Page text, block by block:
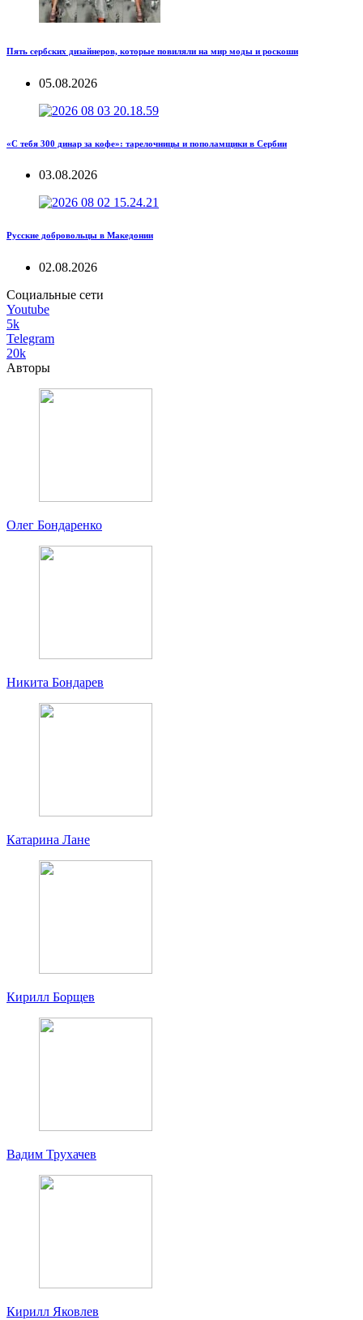
Пять сербских дизайнеров, которые повиляли на мир моды и роскоши
05.08.2026
«С тебя 300 динар за кофе»: тарелочницы и пополамщики в Сербии
03.08.2026
Русские добровольцы в Македонии
02.08.2026
Социальные сети
Youtube
5k
Telegram
20k
Авторы
Олег Бондаренко
Никита Бондарев
Катарина Лане
Кирилл Борщев
Вадим Трухачев
Кирилл Яковлев